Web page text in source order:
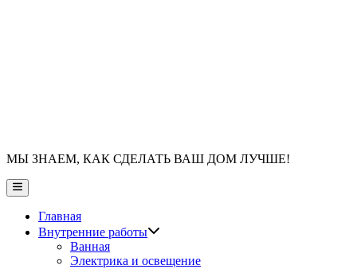
МЫ ЗНАЕМ, КАК СДЕЛАТЬ ВАШ ДОМ ЛУЧШЕ!
Главное
меню
Главная
Внутренние работы
Ванная
Электрика и освещение